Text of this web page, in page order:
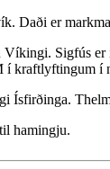
Daði er
Sigfús
í kraftlyftingum í
Ísfirðinga.
hamingju.